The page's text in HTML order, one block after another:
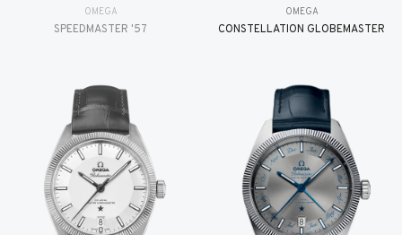
OMEGA
SPEEDMASTER '57
OMEGA
CONSTELLATION GLOBEMASTER